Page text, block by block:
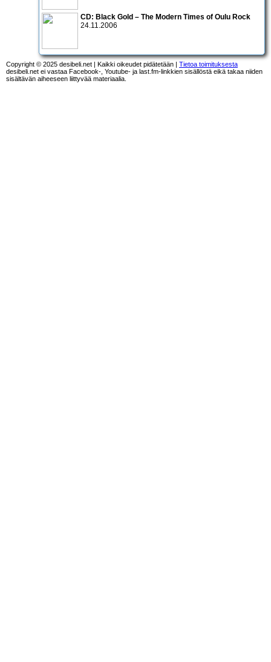
CD: Black Gold – The Modern Times of Oulu Rock
24.11.2006
Copyright © 2025 desibeli.net | Kaikki oikeudet pidätetään | Tietoa toimituksesta
desibeli.net ei vastaa Facebook-, Youtube- ja last.fm-linkkien sisällöstä eikä takaa niiden
sisältävän aiheeseen liittyvää materiaalia.